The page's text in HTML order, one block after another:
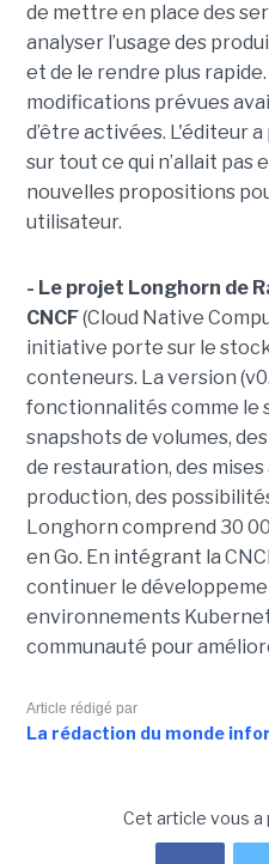
de mettre en place des
analyser l’usage des
et de le rendre plus rapide.
modifications prévues
d’être activées. L'éditeur
sur tout ce qui n’allait pas
nouvelles propositions
utilisateur.
- Le projet Longhorn de
CNCF(Cloud Native
initiative porte sur le
conteneurs. La version
fonctionnalités comme le
snapshots de volumes,
de restauration, des
production, des
Longhorn comprend 30
en Go. En intégrant la
continuer le
environnements
communauté pour
Article rédigé par
La rédaction du monde
Cet article vous a